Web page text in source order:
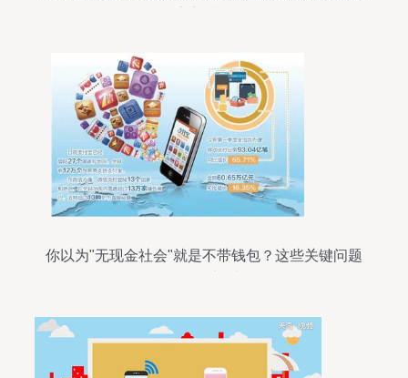
你以为"无现金社会"就是不带钱包？这些关键问题